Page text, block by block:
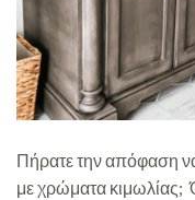
Πήρατε την απόφαση
με χρώματα κιμωλίας;